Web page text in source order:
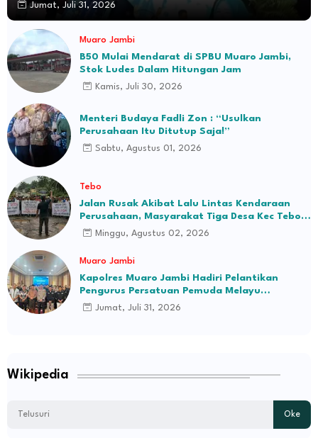
Jumat, Juli 31, 2026
Muaro Jambi
B50 Mulai Mendarat di SPBU Muaro Jambi,
Stok Ludes Dalam Hitungan Jam
Kamis, Juli 30, 2026
Menteri Budaya Fadli Zon : “Usulkan
Perusahaan Itu Ditutup Saja!”
Sabtu, Agustus 01, 2026
Tebo
Jalan Rusak Akibat Lalu Lintas Kendaraan
Perusahaan, Masyarakat Tiga Desa Kec Tebo
Ilir Bakal Blokade Jalan
Minggu, Agustus 02, 2026
Muaro Jambi
Kapolres Muaro Jambi Hadiri Pelantikan
Pengurus Persatuan Pemuda Melayu
Kabupaten Muaro Jambi Periode 2026–2031
Jumat, Juli 31, 2026
Wikipedia